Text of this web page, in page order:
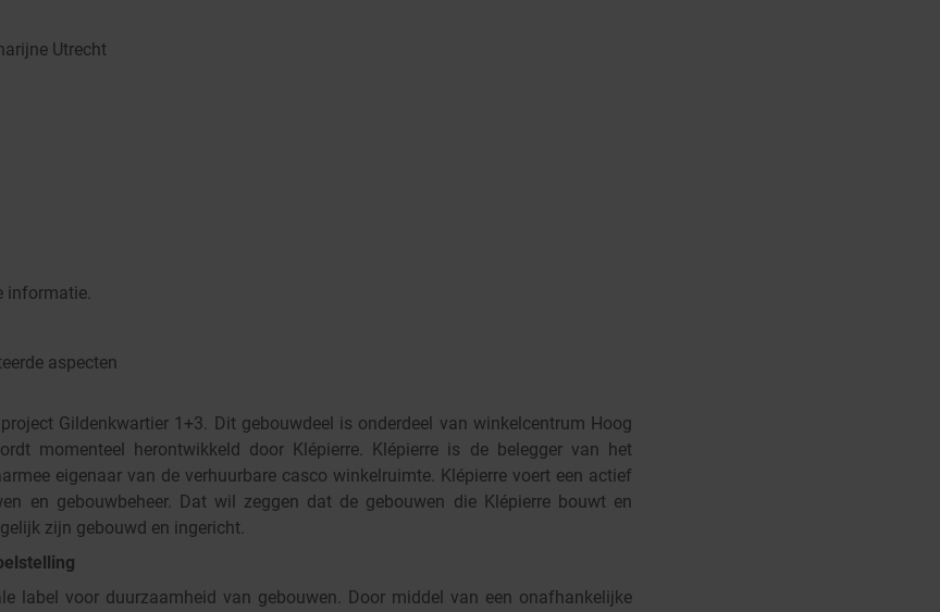
Utrecht
aspecten
Gildenkwartier 1+3. Dit gebouwdeel is onderdeel van winkelcentrum Hoog
momenteel herontwikkeld door Klépierre. Klépierre is de belegger van het
eigenaar van de verhuurbare casco winkelruimte. Klépierre voert een actief
en gebouwbeheer. Dat wil zeggen dat de gebouwen die Klépierre bouwt en
zijn gebouwd en ingericht.
label voor duurzaamheid van gebouwen. Door middel van een onafhankelijke